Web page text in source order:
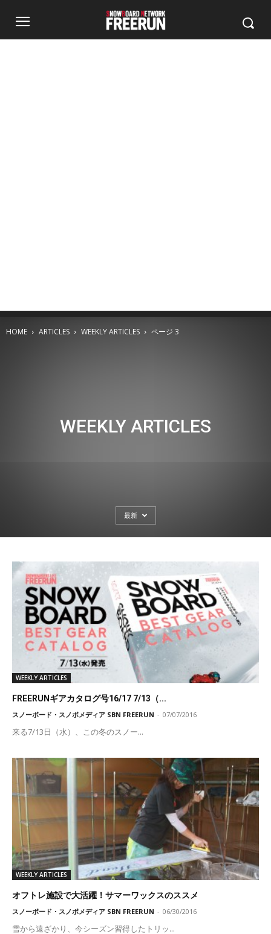
HOME ARTICLES WEEKLY ARTICLES ページ 3
WEEKLY ARTICLES
最新
WEEKLY ARTICLES
FREERUNギアカタログ号16/17 7/13（...
スノーボード・スノボメディア SBN FREERUN - 07/07/2016
来る7/13日（水）、この冬のスノー...
WEEKLY ARTICLES
オフトレ施設で大活躍！サマーワックスのススメ
スノーボード・スノボメディア SBN FREERUN - 06/30/2016
雪から遠ざかり、今シーズン習得したトリッ...